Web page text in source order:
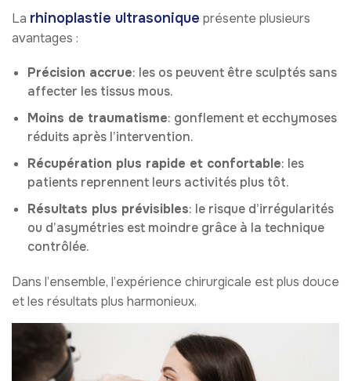
La rhinoplastie ultrasonique présente plusieurs
avantages :
Précision accrue: les os peuvent être sculptés sans
affecter les tissus mous.
Moins de traumatisme: gonflement et ecchymoses
réduits après l’intervention.
Récupération plus rapide et confortable: les
patients reprennent leurs activités plus tôt.
Résultats plus prévisibles: le risque d’irrégularités
ou d’asymétries est moindre grâce à la technique
contrôlée.
Dans l’ensemble, l’expérience chirurgicale est plus douce
et les résultats plus harmonieux.